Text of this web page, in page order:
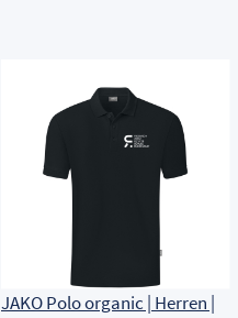
JAKO Polo organic | Herren |